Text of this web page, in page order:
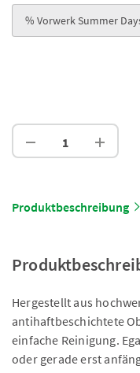
% Vorwerk Summer
Produktbeschreibung
Hergestellt aus
antihaftbeschichtete
einfache Reinigung.
oder gerade erst